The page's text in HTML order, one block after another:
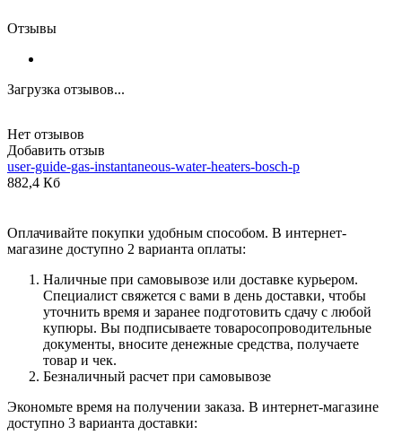
Отзывы
Загрузка отзывов...
Нет отзывов
Добавить отзыв
user-guide-gas-instantaneous-water-heaters-bosch-p
882,4 Кб
Оплачивайте покупки удобным способом. В интернет-
магазине доступно 2 варианта оплаты:
Наличные при самовывозе или доставке курьером.
Специалист свяжется с вами в день доставки, чтобы
уточнить время и заранее подготовить сдачу с любой
купюры. Вы подписываете товаросопроводительные
документы, вносите денежные средства, получаете
товар и чек.
Безналичный расчет при самовывозе
Экономьте время на получении заказа. В интернет-магазине
доступно 3 варианта доставки: